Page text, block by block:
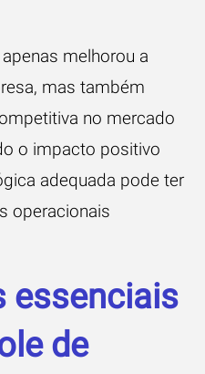
melhorou a
mas também
no mercado
o impacto positivo
adequada pode ter
operacionais
essenciais
de